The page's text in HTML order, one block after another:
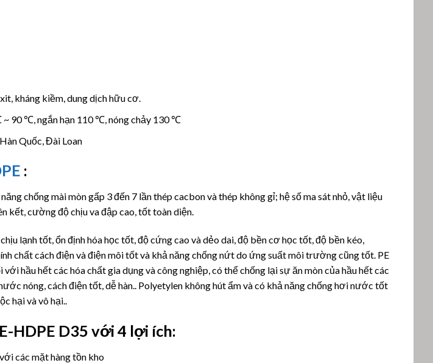
kháng kiềm, dung dịch hữu cơ.
90 ℃, ngắn hạn 110 ℃, nóng chảy 130 ℃
Quốc, Đài Loan
:
chống mài mòn gấp 3 đến 7 lần thép cacbon và thép không gỉ; hệ số ma sát nhỏ, vật liệu
kết, cường độ chịu va đập cao, tốt toàn diện.
lạnh tốt, ổn định hóa học tốt, độ cứng cao và dẻo dai, độ bền cơ học tốt, độ bền kéo,
chất cách điện và điện môi tốt và khả năng chống nứt do ứng suất môi trường cũng tốt. PE
hầu hết các hóa chất gia dụng và công nghiệp, có thể chống lại sự ăn mòn của hầu hết các
nóng, cách điện tốt, dễ hàn.. Polyetylen không hút ẩm và có khả năng chống hơi nước tốt
hại và vô hại..
HDPE D35 với 4 lợi ích:
các mặt hàng tồn kho